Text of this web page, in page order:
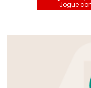
Jogue